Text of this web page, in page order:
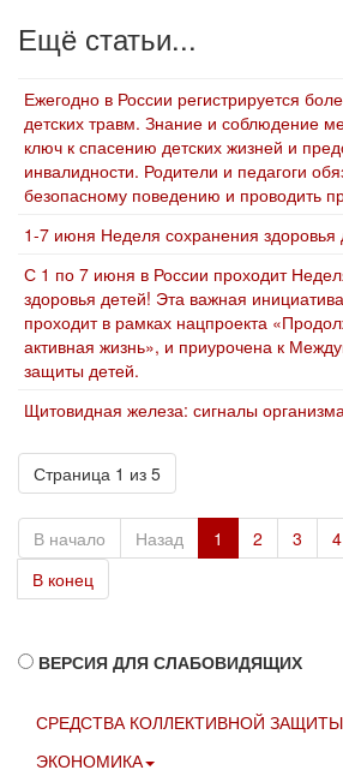
Ещё статьи...
Ежегодно в России регистрируется
детских травм. Знание и соблюдение
ключ к спасению детских жизней и
инвалидности. Родители и педагоги
безопасному поведению и проводить
1-7 июня Неделя сохранения здоровья
С 1 по 7 июня в России проходит
здоровья детей! Эта важная
проходит в рамках нацпроекта
активная жизнь», и приурочена к
защиты детей.
Щитовидная железа: сигналы
Страница 1 из 5
В начало Назад 1 2 3 4
В конец
ВЕРСИЯ ДЛЯ СЛАБОВИДЯЩИХ
СРЕДСТВА КОЛЛЕКТИВНОЙ ЗАЩИТЫ
ЭКОНОМИКА